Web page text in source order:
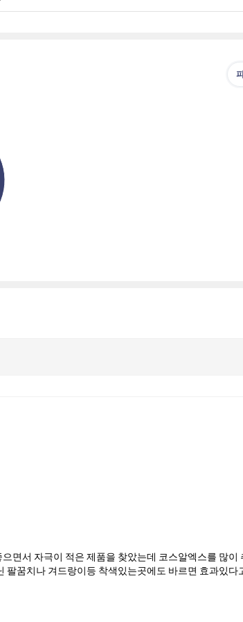
면서 자극이 적은 제품을 찾았는데 코스알엑스를 많이
꿈치나 겨드랑이등 착색있는곳에도 바르면 효과있다